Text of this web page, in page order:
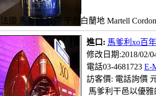
法國 馬爹利 藍帶 干邑白蘭地 Martell
進口: 馬爹利xo百
修改日期:2018/02/
電話03-4681723 E-
訪客價: 電話詢價
馬爹利干邑以優